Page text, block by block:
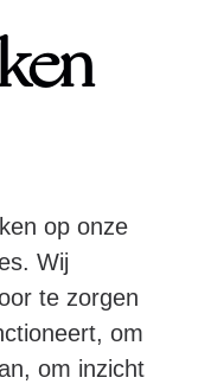
op onze
Wij
te zorgen
om
om inzicht
Contact